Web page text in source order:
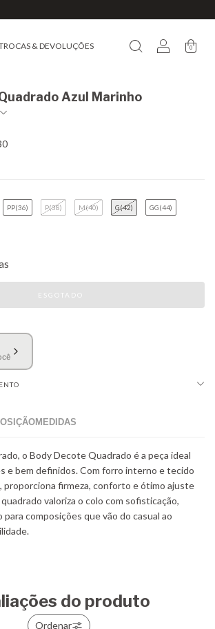
& DEVOLUÇÕES 0
Azul Marinho
PP(36) P(38) M(40) G(42) GG(44)
do produto
Ordenar